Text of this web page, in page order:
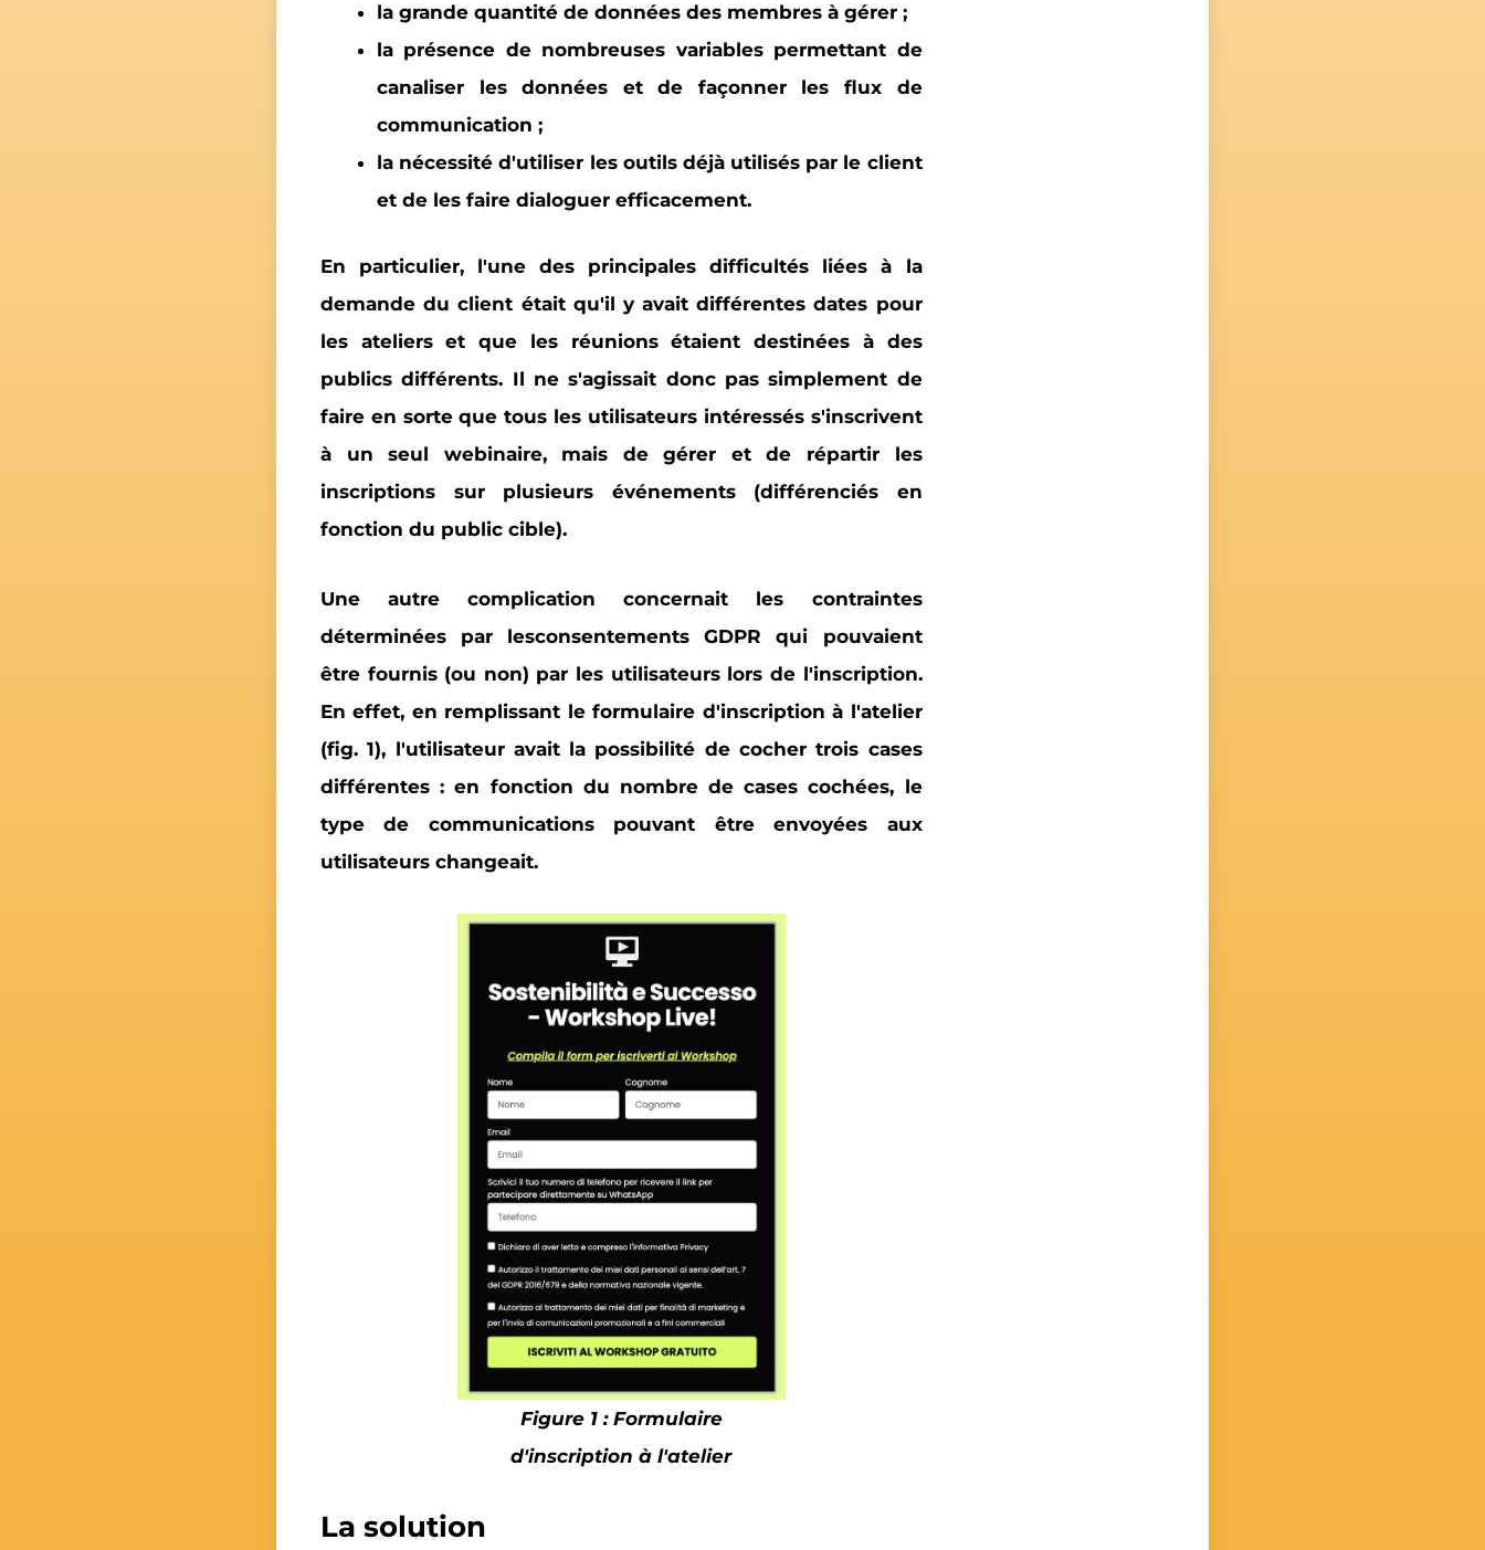
la grande quantité de données des membres à gérer ;
la présence de nombreuses variablespermettant de
canaliser les données et de façonner les flux de
communication ;
la nécessité d'utiliser les outils déjà utilisés par le client
et de les faire dialoguer efficacement.
En particulier, l'une des principales difficultés liées à la
demande du client était qu'il y avaitdifférentes dates pour
les atelierset que les réunions étaient destinées à des
publics différents. Il ne s'agissait donc pas simplement de
faire en sorte que tous les utilisateurs intéressés s'inscrivent
à un seul webinaire, mais de gérer et de répartir les
inscriptions sur plusieurs événements (différenciés en
fonction du public cible).
Une autre complication concernait les contraintes
déterminées par lesconsentements GDPR qui pouvaient
être fournis (ou non) par les utilisateurs lors de l'inscription.
En effet, en remplissant le formulaire d'inscription à l'atelier
(fig. 1), l'utilisateur avait la possibilité de cocher trois cases
différentes : en fonction du nombre de cases cochées, le
type de communications pouvant être envoyées aux
utilisateurs changeait.
Figure 1 : Formulaire
d'inscription à l'atelier
La solution